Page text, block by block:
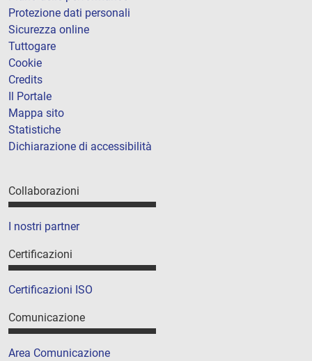
Protezione dati personali
Sicurezza online
Tuttogare
Cookie
Credits
Il Portale
Mappa sito
Statistiche
Dichiarazione di accessibilità
Collaborazioni
I nostri partner
Certificazioni
Certificazioni ISO
Comunicazione
Area Comunicazione